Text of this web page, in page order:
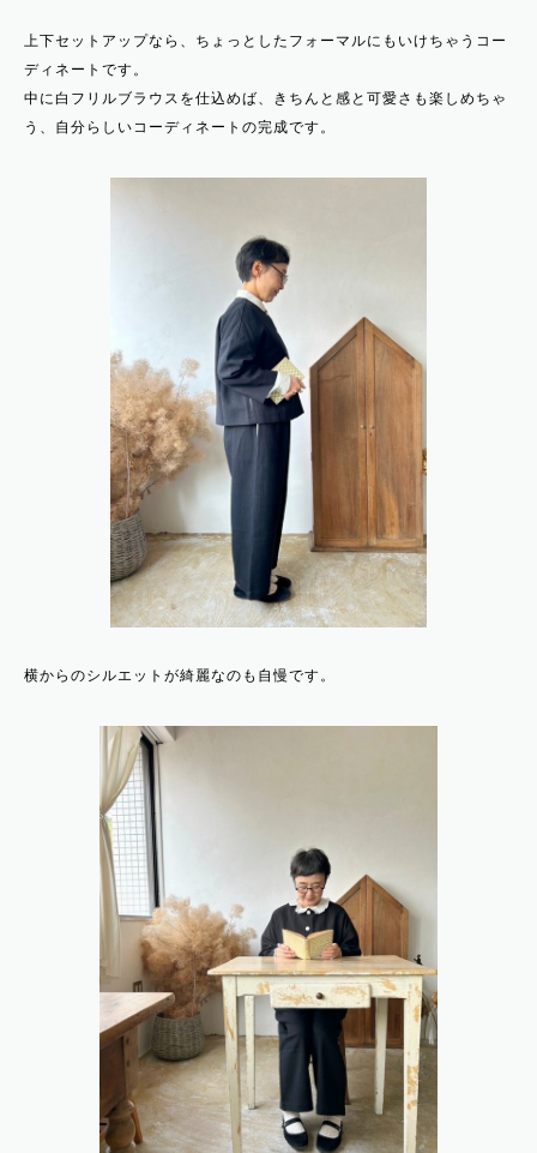
上下セットアップなら、ちょっとしたフォーマルにもいけちゃうコー
ディネートです。
中に白フリルブラウスを仕込めば、きちんと感と可愛さも楽しめちゃ
う、自分らしいコーディネートの完成です。
横からのシルエットが綺麗なのも自慢です。